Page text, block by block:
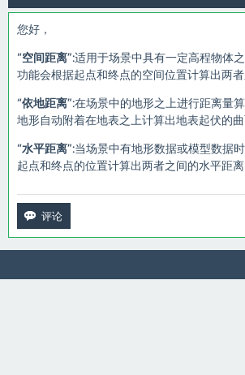
您好，
“空间距离”:适用于场景中具有一定高程物体
功能会根据起点和终点的空间位置计算出两者
“依地距离”:在场景中的地形之上进行距离量
地形自动附着在地表之上计算出地表起伏的曲
“水平距离”:当场景中有地形数据或模型数据
起点和终点的位置计算出两者之间的水平距离